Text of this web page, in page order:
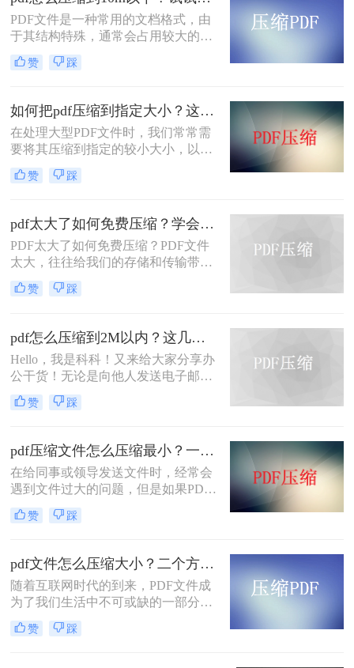
么压缩又小又清晰方法吧。
​PDF文件是一种常用的文档格式，由
于其结构特殊，通常会占用较大的存
储空间。在某些情况下，我们可能需
要将PDF文件压缩到较小的尺寸，以
怎么压缩到10m以下方法。
赞 踩
如何把pdf压缩到指定大小？这3招教你搞定！
在处理大型PDF文件时，我们常常需
要将其压缩到指定的较小大小，以便
于传输或存储。然而，压缩PDF文件
并不像压缩其他类型的文件那样简
包含了文本、图像和元数据等多种信
息，因此，在压缩PDF文件时，我们
需要考虑如何把pdf压缩到指定大小。
下面将介绍几种简单而有效的PDF压
缩方法。
赞 踩
pdf太大了如何免费压缩？学会这三个方法就够了！
PDF太大了如何免费压缩？PDF文件
太大，往往给我们的存储和传输带来
诸多不便。为了解决这个问题，我们
可以使用一些免费的方法来压缩PDF
用的方法。
赞 踩
pdf怎么压缩到2M以内？这几种方法值得一试！
Hello，我是科科！又来给大家分享办
公干货！无论是向他人发送电子邮件
还是上传至云端存储空间，我们都经
常会遇到PDF文件大小超过限制的问
小来传递信息，但我们不知道pdf怎么
压缩到2M以内。不用担心，本文将告
诉你一些简单而有效的方法来压缩
PDF文件，使其在2M以内。
赞 踩
pdf压缩文件怎么压缩最小？一分钟教你学会！
在给同事或领导发送文件时，经常会
遇到文件过大的问题，但是如果PDF
文件太大，上传会受到影响，那么如
何缩小PDF文件的面积而不影响文件
最小了，那么问题来了，该如何pdf压
缩？用什么工具会比较方便呢？
赞 踩
pdf文件怎么压缩大小？二个方法随心选！
随着互联网时代的到来，PDF文件成
为了我们生活中不可或缺的一部分。
然而，有时候我们会遇到一些问题，
比如PDF文件太大而无法通过电子邮
赞 踩